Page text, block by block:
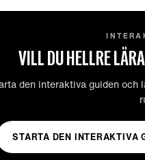
VILL DU HELLRE
den interaktiva guiden och
STARTA DEN INTERAKTIVA